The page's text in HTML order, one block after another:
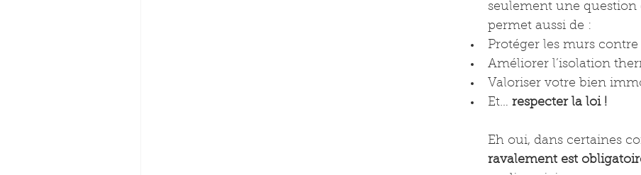
seulement une question
permet aussi de :
Protéger les murs
Améliorer l’isolation
Valoriser votre bien
Et… respecter la loi !
Eh oui, dans certaines
ravalement est